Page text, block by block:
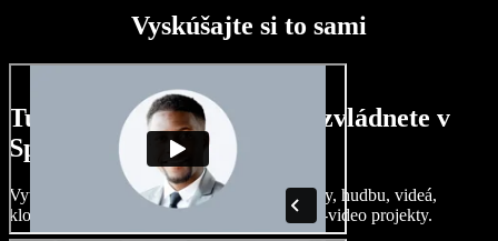
Vyskúšajte si to sami
Tu je malá ukážka toho, čo zvládnete v
Speechify Studio.
Vytvárajte dabingy, pridajte bezplatné obrázky, hudbu, videá,
klonujte svoj hlas – postavíte pôsobivé audio-video projekty.